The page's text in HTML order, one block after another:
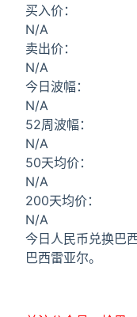
买入价：
N/A
卖出价：
N/A
今日波幅：
N/A
52周波幅：
N/A
50天均价：
N/A
200天均价：
N/A
今日人民币兑换巴
巴西雷亚尔。